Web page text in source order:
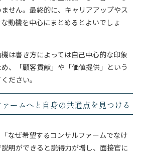
せん。最終的に、キャリアアップやス
動機を中心にまとめるとよいでしょ
は書き方によっては自己中心的な印象
、「顧客貢献」や「価値提供」という
ださい。
ームへと自身の共通点を見つける
なぜ希望するコンサルファームでなけ
明ができると説得力が増し、面接官に